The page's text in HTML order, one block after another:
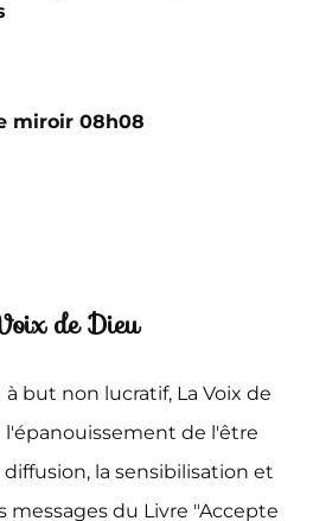
miroir 08h08
de Dieu
à but non lucratif, La Voix de
l'épanouissement de l'être
la sensibilisation et
du Livre "Accepte